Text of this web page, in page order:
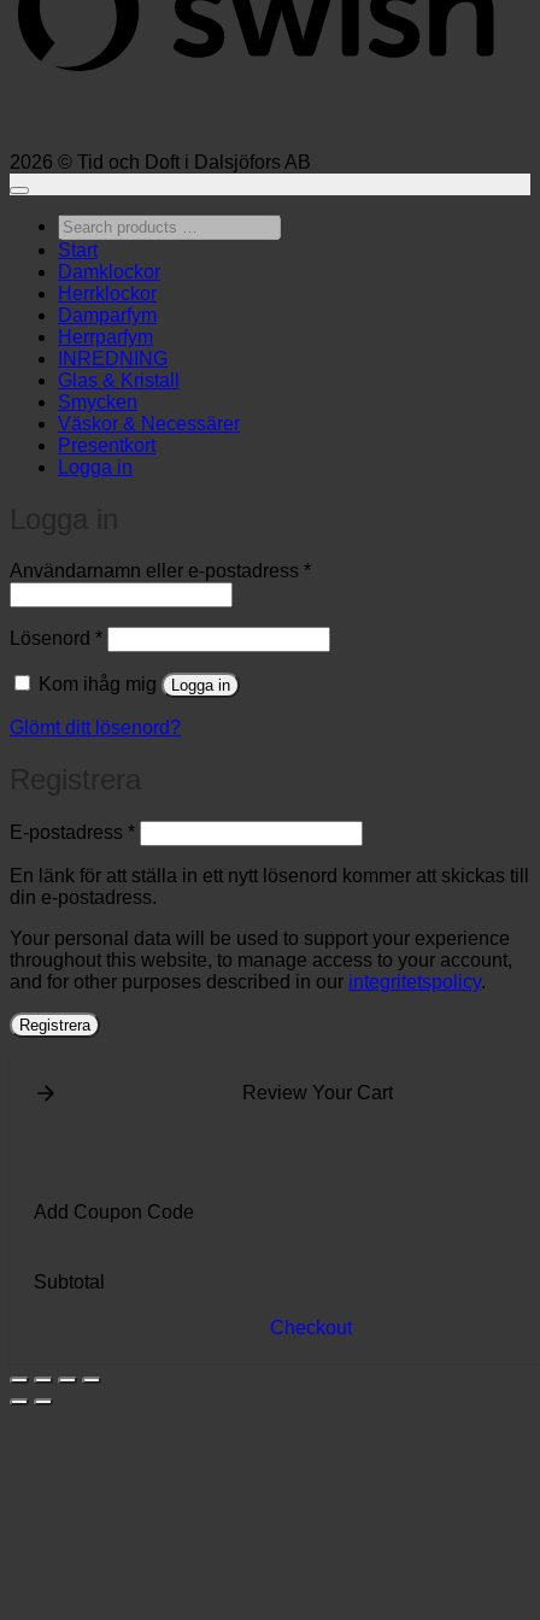
2026 © Tid och Doft i Dalsjöfors AB
Search
products
…
Start
Damklockor
Herrklockor
Damparfym
Herrparfym
INREDNING
Glas & Kristall
Smycken
Väskor & Necessärer
Presentkort
Logga in
Användarnamn eller e-postadress *Obligatoriskt
Lösenord *Obligatoriskt
Kom ihåg mig Logga in
Glömt ditt lösenord?
E-postadress *Obligatoriskt
En länk för att ställa in ett nytt lösenord kommer att skickas till
din e-postadress.
Your personal data will be used to support your experience
throughout this website, to manage access to your account,
and for other purposes described in our integritetspolicy.
Registrera
Review Your Cart
Add Coupon Code
Subtotal
Checkout